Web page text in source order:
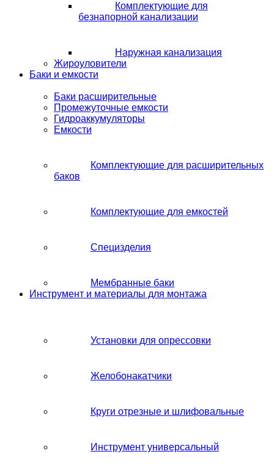
Комплектующие для
безнапорной канализации
Наружная канализация
Жироуловители
Баки и емкости
Баки расширительные
Промежуточные емкости
Гидроаккумуляторы
Емкости
Комплектующие для расширительных
баков
Комплектующие для емкостей
Специзделия
Мембранные баки
Инструмент и материалы для монтажа
Установки для опрессовки
Желобонакатчики
Круги отрезные и шлифовальные
Инструмент универсальный